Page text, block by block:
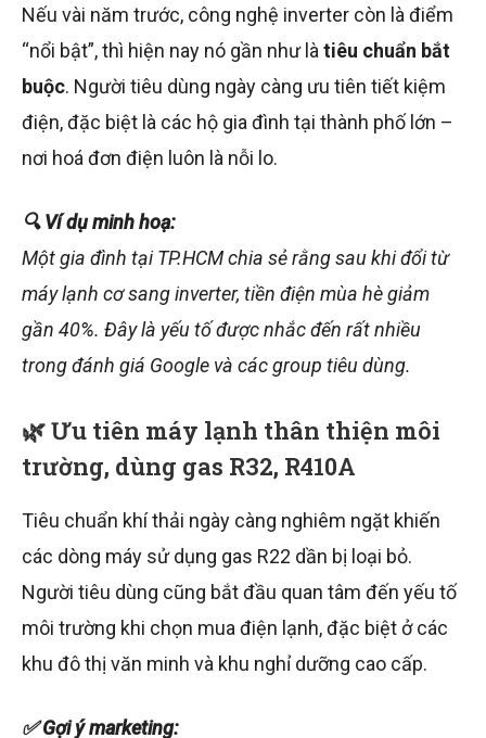
Nếu vài năm trước, công nghệ inverter còn là điểm
“nổi bật”, thì hiện nay nó gần như là tiêu chuẩn bắt
buộc. Người tiêu dùng ngày càng ưu tiên tiết kiệm
điện, đặc biệt là các hộ gia đình tại thành phố lớn –
nơi hoá đơn điện luôn là nỗi lo.
🔍 Ví dụ minh hoạ:
Một gia đình tại TP.HCM chia sẻ rằng sau khi đổi từ
máy lạnh cơ sang inverter, tiền điện mùa hè giảm
gần 40%. Đây là yếu tố được nhắc đến rất nhiều
trong đánh giá Google và các group tiêu dùng.
🌿 Ưu tiên máy lạnh thân thiện môi
trường, dùng gas R32, R410A
Tiêu chuẩn khí thải ngày càng nghiêm ngặt khiến
các dòng máy sử dụng gas R22 dần bị loại bỏ.
Người tiêu dùng cũng bắt đầu quan tâm đến yếu tố
môi trường khi chọn mua điện lạnh, đặc biệt ở các
khu đô thị văn minh và khu nghỉ dưỡng cao cấp.
✅ Gợi ý marketing: